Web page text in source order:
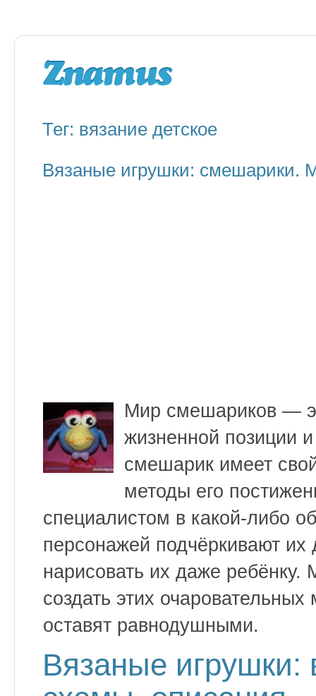
Тег: вязание детское
Вязаные игрушки: смешарики.
Мир смешариков —
жизненной позиции
смешарик имеет
методы его
специалистом в какой-либо
персонажей подчёркивают их
нарисовать их даже
создать этих
оставят равнодушными.
Вязаные